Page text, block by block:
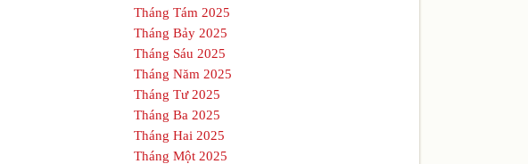
Tháng Tám 2025
Tháng Bảy 2025
Tháng Sáu 2025
Tháng Năm 2025
Tháng Tư 2025
Tháng Ba 2025
Tháng Hai 2025
Tháng Một 2025